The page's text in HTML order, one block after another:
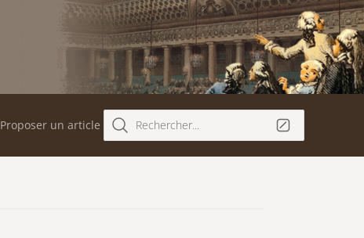
Proposer un article Rechercher...